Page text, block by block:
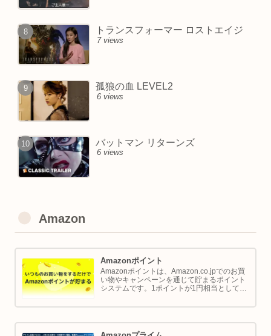
トランスフォーマー ロストエイジ
7 views
孤狼の血 LEVEL2
6 views
バットマン リターンズ
6 views
Amazon
Amazonポイント
Amazonポイントは、Amazon.co.jpでのお買
い物やキャンペーンを通じて貯まるポイント
システムです。1ポイントが1円相当として、
では Amazon ポイントの使い方と貯め方を解